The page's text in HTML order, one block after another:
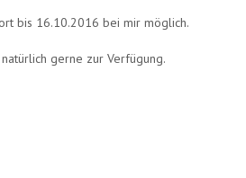
bis 16.10.2016 bei mir möglich.
gerne zur Verfügung.